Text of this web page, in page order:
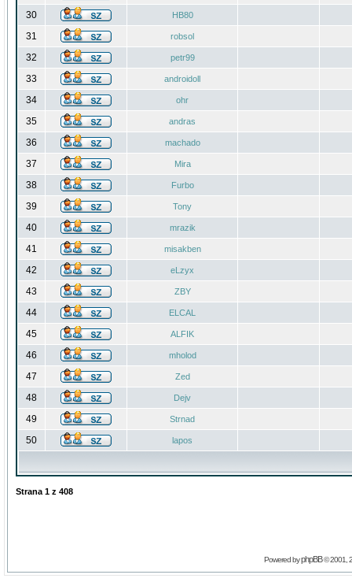
30 HB80
31 robsol
32 petr99
33 androidoll
34 ohr
35 andras
36 machado
37 Mira
38 Furbo
39 Tony
40 mrazik
41 misakben
42 eLzyx
43 ZBY
44 ELCAL
45 ALFIK
46 mholod
47 Zed
48 Dejv
49 Strnad
50 lapos
Strana 1 z 408
Powered byphpBB© 2001,